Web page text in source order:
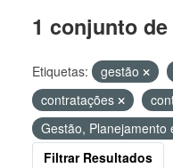
1 conjunto
Etiquetas: gestão
contratações
Gestão, Planejamento
Filtrar Resultados